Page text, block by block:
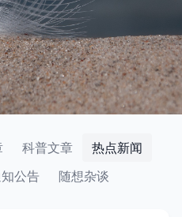
科普文章
热点新闻
公告 随想杂谈